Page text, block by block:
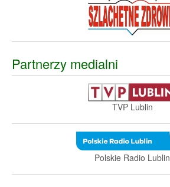
Partnerzy medialni
TVP Lublin
Polskie Radio Lublin